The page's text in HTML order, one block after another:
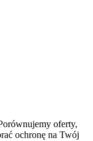
oferty,
ochronę na Twój